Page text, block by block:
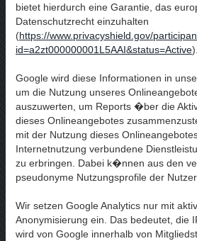
bietet hierdurch eine Garantie, das
Datenschutzrecht einzuhalten
(https://www.privacyshield.gov/
id=a2zt000000001L5AAI&status=Active).
Google wird diese Informationen in
um die Nutzung unseres
auszuwerten, um Reports �ber die
dieses Onlineangebotes
mit der Nutzung dieses
Internetnutzung verbundene
zu erbringen. Dabei k�nnen aus den
pseudonyme Nutzungsprofile der
Wir setzen Google Analytics nur mit
Anonymisierung ein. Das bedeutet, die
wird von Google innerhalb von